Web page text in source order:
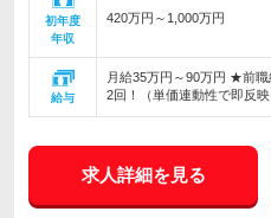
初年度
年収
420万円～1,000万円
給与
月給35万円～90万円 ★前
2回！（単価連動性で即反
求人詳細を見る